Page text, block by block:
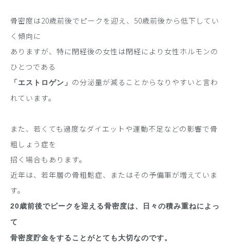
骨密度は20歳前後でピークを迎え、50歳前後から低下してい
く傾向に
ありますが、特に閉経後の女性は閉経により女性ホルモンの
ひとつである
「エストロゲン」 の分泌量が減ることからなりやすいと言わ
れています。
また、若くても過度なダイエットや運動不足などの影響で骨
粗しょう症を
招く場合もあります。
近年は、若年層の骨粗鬆症、またはその予備軍が増えていま
す。
20歳前後でピークを迎える骨密度は、日々の積み重ねによっ
て
骨密度貯金をすることがとても大切なのです。